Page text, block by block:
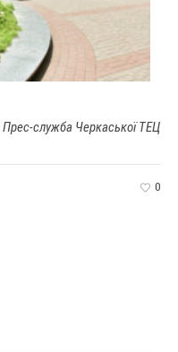
Прес-служба Черкаської ТЕЦ
0